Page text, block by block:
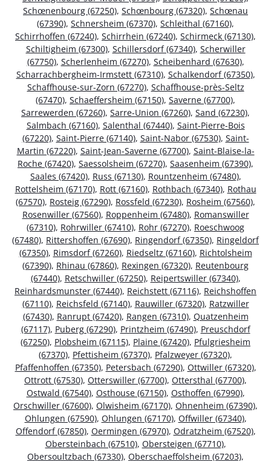
Schœnenbourg (67250), Schœnbourg (67320), Schœnau
(67390), Schnersheim (67370), Schleithal (67160),
Schirrhoffen (67240), Schirrhein (67240), Schirmeck (67130),
Schiltigheim (67300), Schillersdorf (67340), Scherwiller
(67750), Scherlenheim (67270), Scheibenhard (67630),
Scharrachbergheim-Irmstett (67310), Schalkendorf (67350),
Schaffhouse-sur-Zorn (67270), Schaffhouse-près-Seltz
(67470), Schaeffersheim (67150), Saverne (67700),
Sarrewerden (67260), Sarre-Union (67260), Sand (67230),
Salmbach (67160), Salenthal (67440), Saint-Pierre-Bois
(67220), Saint-Pierre (67140), Saint-Nabor (67530), Saint-
Martin (67220), Saint-Jean-Saverne (67700), Saint-Blaise-la-
Roche (67420), Saessolsheim (67270), Saasenheim (67390),
Saales (67420), Russ (67130), Rountzenheim (67480),
Rottelsheim (67170), Rott (67160), Rothbach (67340), Rothau
(67570), Rosteig (67290), Rossfeld (67230), Rosheim (67560),
Rosenwiller (67560), Roppenheim (67480), Romanswiller
(67310), Rohrwiller (67410), Rohr (67270), Roeschwoog
(67480), Rittershoffen (67690), Ringendorf (67350), Ringeldorf
(67350), Rimsdorf (67260), Riedseltz (67160), Richtolsheim
(67390), Rhinau (67860), Rexingen (67320), Reutenbourg
(67440), Retschwiller (67250), Reipertswiller (67340),
Reinhardsmunster (67440), Reichstett (67116), Reichshoffen
(67110), Reichsfeld (67140), Rauwiller (67320), Ratzwiller
(67430), Ranrupt (67420), Rangen (67310), Quatzenheim
(67117), Puberg (67290), Printzheim (67490), Preuschdorf
(67250), Plobsheim (67115), Plaine (67420), Pfulgriesheim
(67370), Pfettisheim (67370), Pfalzweyer (67320),
Pfaffenhoffen (67350), Petersbach (67290), Ottwiller (67320),
Ottrott (67530), Otterswiller (67700), Ottersthal (67700),
Ostwald (67540), Osthouse (67150), Osthoffen (67990),
Orschwiller (67600), Olwisheim (67170), Ohnenheim (67390),
Ohlungen (67590), Ohlungen (67170), Offwiller (67340),
Offendorf (67850), Oermingen (67970), Odratzheim (67520),
Obersteinbach (67510), Obersteigen (67710),
Obersoultzbach (67330), Oberschaeffolsheim (67203),